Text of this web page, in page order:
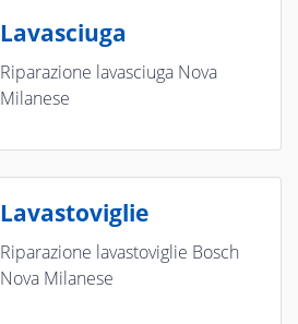
Lavasciuga
Riparazione lavasciuga Nova
Milanese
Lavastoviglie
Riparazione lavastoviglie Bosch
Nova Milanese